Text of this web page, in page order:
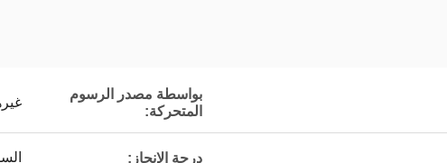
بواسطة مصدر الرسوم
المتحركة:
درجة الإنجاز: